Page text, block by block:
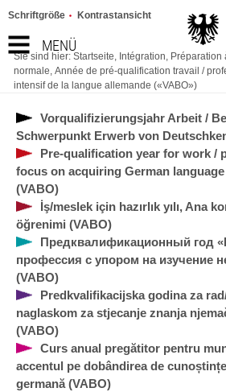
MENÜ
Schriftgröße Kontrastansicht
Sie sind hier: Startseite, Intégration, Préparation
normale, Année de pré-qualification travail /
intensif de la langue allemande («VABO»)
Vorqualifizierungsjahr Arbeit /
Schwerpunkt Erwerb von
Pre-qualification year for work /
focus on acquiring German
(VABO)
İş/meslek için hazırlık yılı, Ana
öğrenimi (VABO)
Предквалификационный год
профессия с упором на изучение
(VABO)
Predkvalifikacijska godina za
naglaskom za stjecanje znanja
(VABO)
Curs anual pregătitor pentru
accentul pe dobândirea de
germană (VABO)